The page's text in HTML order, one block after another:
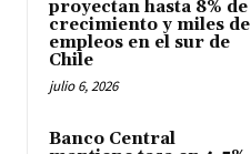
proyectan hasta 8% de
crecimiento y miles de
empleos en el sur de
Chile
julio 6, 2026
Banco Central